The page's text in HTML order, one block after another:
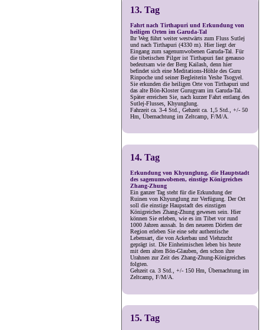
13. Tag
Fahrt nach Tirthapuri und Erkundung von
heiligen Orten im Garuda-Tal
Ihr Weg führt weiter westwärts zum Fluss Sutlej
und nach Tirthapuri (4330 m). Hier liegt der
Eingang zum sagenumwobenen Garuda-Tal. Für
die tibetischen Pilger ist Tirthapuri fast genauso
bedeutsam wie der Berg Kailash, denn hier
befindet sich eine Meditations-Höhle des Guru
Rinpoche und seiner Begleiterin Yeshe Tsogyel.
Sie erkunden die heiligen Orte von Tirthapuri und
das alte Bön-Kloster Gurugyam im Garuda-Tal.
Später erreichen Sie, nach kurzer Fahrt entlang des
Sutlej-Flusses, Khyunglung.
Fahrzeit ca. 3-4 Std., Gehzeit ca. 1,5 Std., +/- 50
Hm, Übernachtung im Zeltcamp, F/M/A.
14. Tag
Erkundung von Khyunglung, die Hauptstadt
des sagenumwobenen, einstige Königreiches
Zhang-Zhung
Ein ganzer Tag steht für die Erkundung der
Ruinen von Khyunglung zur Verfügung. Der Ort
soll die einstige Haupstadt des einstigen
Königreiches Zhang-Zhung gewesen sein. Hier
können Sie erleben, wie es im Tibet vor rund
1000 Jahren aussah. In den neueren Dörfern der
Region erleben Sie eine sehr authentische
Lebensart, die von Ackerbau und Viehzucht
geprägt ist. Die Einheimischen leben bis heute
mit dem alten Bön-Glauben, den schon ihre
Urahnen zur Zeit des Zhang-Zhung-Königreiches
folgten.
Gehzeit ca. 3 Std., +/- 150 Hm, Übernachtung im
Zeltcamp, F/M/A.
15. Tag